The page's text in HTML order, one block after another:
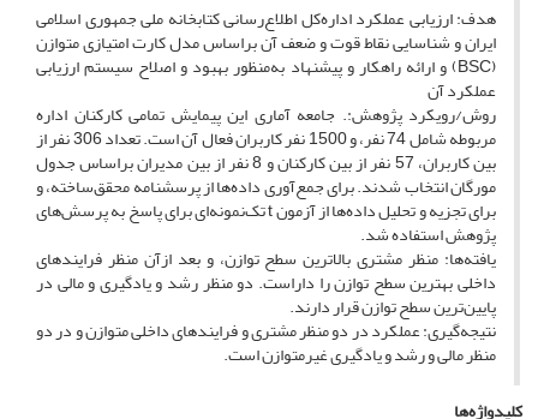
هدف: ارزیابی عملکرد اداره‌کل اطلاع‌‌رسانی کتابخانه ملی جمهوری اسلامی
ایران و شناسایی نقاط قوت و ضعف آن براساس مدل کارت امتیازی متوازن
(BSC) و ارائه راهکار و پیشنهاد به‌‌منظور بهبود و اصلاح سیستم ارزیابی
عملکرد آن
روش/رویکرد پژوهش:. جامعه آماری این پیمایش تمامی کارکنان اداره
مربوطه شامل 74 نفر، و 1500 نفر کاربران فعال آن است. تعداد 306 نفر از
بین کاربران، 57 نفر از بین کارکنان و 8 نفر از بین مدیران براساس جدول
مورگان انتخاب شدند. برای جمع‌‌آوری داده‌‌ها از پرسشنامه محقق‌‌ساخته، و
برای تجزیه و تحلیل داده‌‌ها از آزمون t تک‌‌نمونه‌ای برای پاسخ به پرسش‌های
پژوهش استفاده شد.
یافته‌‌ها: منظر مشتری بالاترین سطح توازن، و بعد ازآن منظر فرایندهای
داخلی بهترین سطح توازن را داراست. دو منظر رشد و یادگیری و مالی در
پایین‌‌ترین سطح توازن قرار دارند.
نتیجه‌‌گیری: عملکرد در دو منظر مشتری و فرایندهای داخلی متوازن و در دو
منظر مالی و رشد و یادگیری غیرمتوازن است.
کلیدواژه‌ها